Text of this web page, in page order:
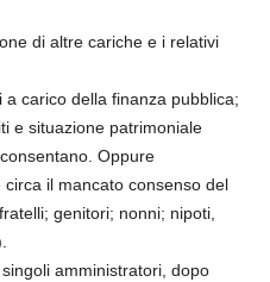
di altre cariche e i relativi
carico della finanza pubblica;
e situazione patrimoniale
Oppure
circa il mancato consenso del
genitori; nonni; nipoti,
amministratori, dopo